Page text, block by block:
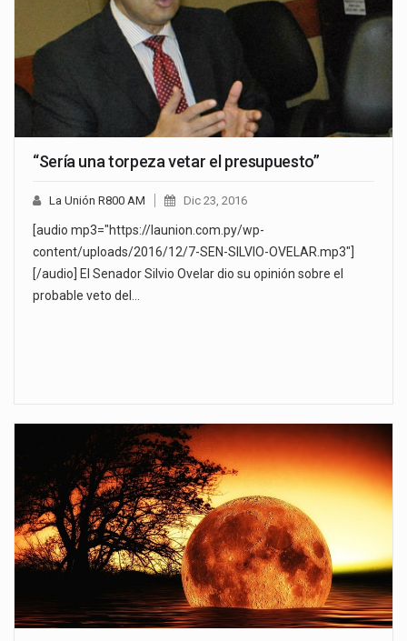
“Sería una torpeza vetar el presupuesto”
La Unión R800 AM Dic 23, 2016
[audio mp3="https://launion.com.py/wp-
content/uploads/2016/12/7-SEN-SILVIO-OVELAR.mp3"]
[/audio] El Senador Silvio Ovelar dio su opinión sobre el
probable veto del…